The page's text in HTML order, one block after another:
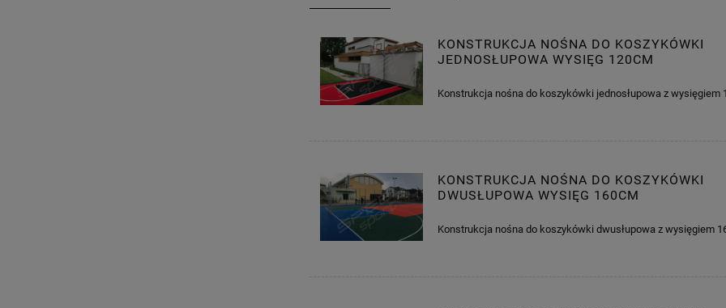
KONSTRUKCJA NOŚNA DO KOSZYKÓWKI
JEDNOSŁUPOWA WYSIĘG 120CM
Konstrukcja nośna do koszykówki jednosłupowa z wysięgiem
KONSTRUKCJA NOŚNA DO KOSZYKÓWKI
DWUSŁUPOWA WYSIĘG 160CM
Konstrukcja nośna do koszykówki dwusłupowa z wysięgiem